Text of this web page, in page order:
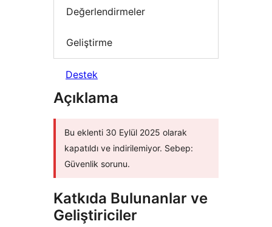
Değerlendirmeler
Geliştirme
Destek
Açıklama
Bu eklenti 30 Eylül 2025 olarak
kapatıldı ve indirilemiyor. Sebep:
Güvenlik sorunu.
Katkıda Bulunanlar ve
Geliştiriciler